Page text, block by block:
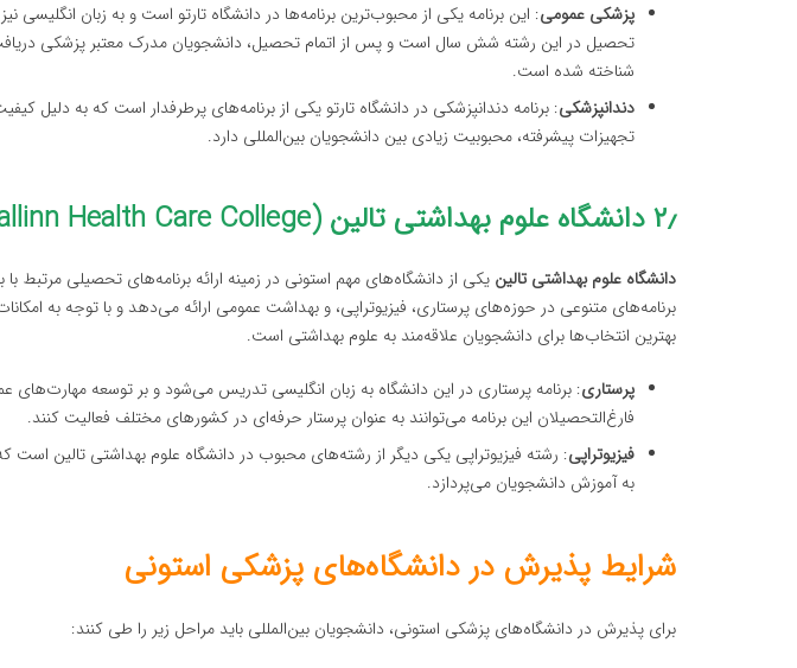
پزشکی عمومی: این برنامه یکی از محبوب‌ترین برنامه‌ها در دانشگاه تارتو است و به زبان
تحصیل در این رشته شش سال است و پس از اتمام تحصیل، دانشجویان مدرک معتبر پزشکی
شناخته شده است.
دندانپزشکی: برنامه دندانپزشکی در دانشگاه تارتو یکی از برنامه‌های پرطرفدار است که به دلیل
تجهیزات پیشرفته، محبوبیت زیادی بین دانشجویان بین‌المللی دارد.
۲٫ دانشگاه علوم بهداشتی تالین (Tallinn Health Care College)
دانشگاه علوم بهداشتی تالین یکی از دانشگاه‌های مهم استونی در زمینه ارائه برنامه‌های تحصیلی مرتبط
برنامه‌های متنوعی در حوزه‌های پرستاری، فیزیوتراپی، و بهداشت عمومی ارائه می‌دهد و با توجه به
بهترین انتخاب‌ها برای دانشجویان علاقه‌مند به علوم بهداشتی است.
پرستاری: برنامه پرستاری در این دانشگاه به زبان انگلیسی تدریس می‌شود و بر توسعه مهارت‌های
فارغ‌التحصیلان این برنامه می‌توانند به عنوان پرستار حرفه‌ای در کشورهای مختلف فعالیت کنند.
فیزیوتراپی: رشته فیزیوتراپی یکی دیگر از رشته‌های محبوب در دانشگاه علوم بهداشتی تالین است
به آموزش دانشجویان می‌پردازد.
شرایط پذیرش در دانشگاه‌های پزشکی استونی
برای پذیرش در دانشگاه‌های پزشکی استونی، دانشجویان بین‌المللی باید مراحل زیر را طی کنند: